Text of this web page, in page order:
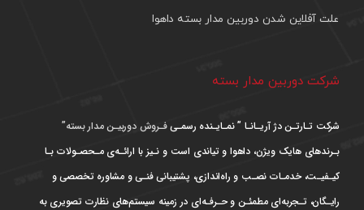
علت آفلاین شدن دوربین مدار بسته داهوا
شرکت دوربین مدار بسته
شرکت تـارتـن دژ آریـانـا ” نمـایـنده رسمـیفـروش دوربیـن مدار بسته”
بـرندهای هایک ویژن، داهوا و تیاندی است و نـیز با ارائـه‌ی مـحصـولات بـا
کیـفیـت، خدمـات نصـب و راه‌اندازی، پشتیبانی فنـی و مشاوره تخصصی و
رایـگان، تـجربه‌ای مطمئـن و حـرفـه‌ای در زمینه سیستم‌های نظارت تصویری به